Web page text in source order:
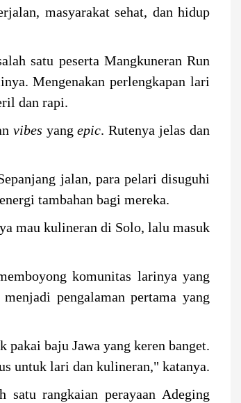
masyarakat sehat, dan hidup
satu peserta Mangkuneran Run
Mengenakan perlengkapan lari
dan rapi.
vibes yangepic. Rutenya jelas dan
jalan, para pelari disuguhi
tambahan bagi mereka.
mau kulineran di Solo, lalu masuk
komunitas larinya yang
pengalaman pertama yang
pakai baju Jawa yang keren banget.
untuk lari dan kulineran," katanya.
satu rangkaian perayaan Adeging